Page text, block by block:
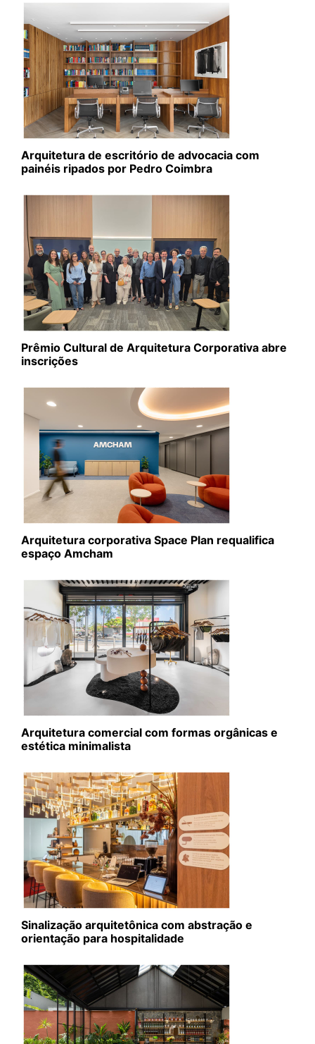
Arquitetura de escritório de advocacia com
painéis ripados por Pedro Coimbra
Prêmio Cultural de Arquitetura Corporativa abre
inscrições
Arquitetura corporativa Space Plan requalifica
espaço Amcham
Arquitetura comercial com formas orgânicas e
estética minimalista
Sinalização arquitetônica com abstração e
orientação para hospitalidade